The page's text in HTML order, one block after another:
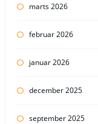
marts 2026
februar 2026
januar 2026
december 2025
september 2025